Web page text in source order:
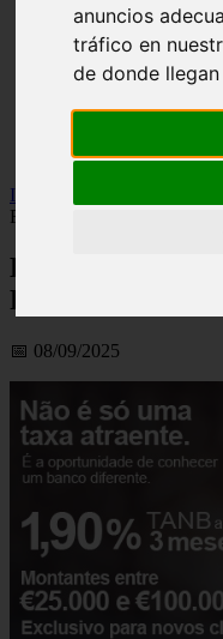
anuncios
tráfico en
de donde
portalegre
porto
santarem
viana castelo
viseu
Inicio
Finantia
Depósito A Prazo
Finantia
📅 08/09/2025